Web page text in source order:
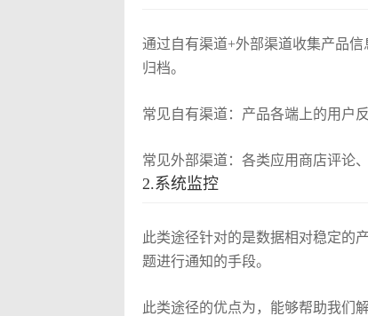
通过自有渠道+外部渠道收集产品
归档。
常见自有渠道：产品各端上的用户
常见外部渠道：各类应用商店评论
2.系统监控
此类途径针对的是数据相对稳定的
题进行通知的手段。
此类途径的优点为，能够帮助我们